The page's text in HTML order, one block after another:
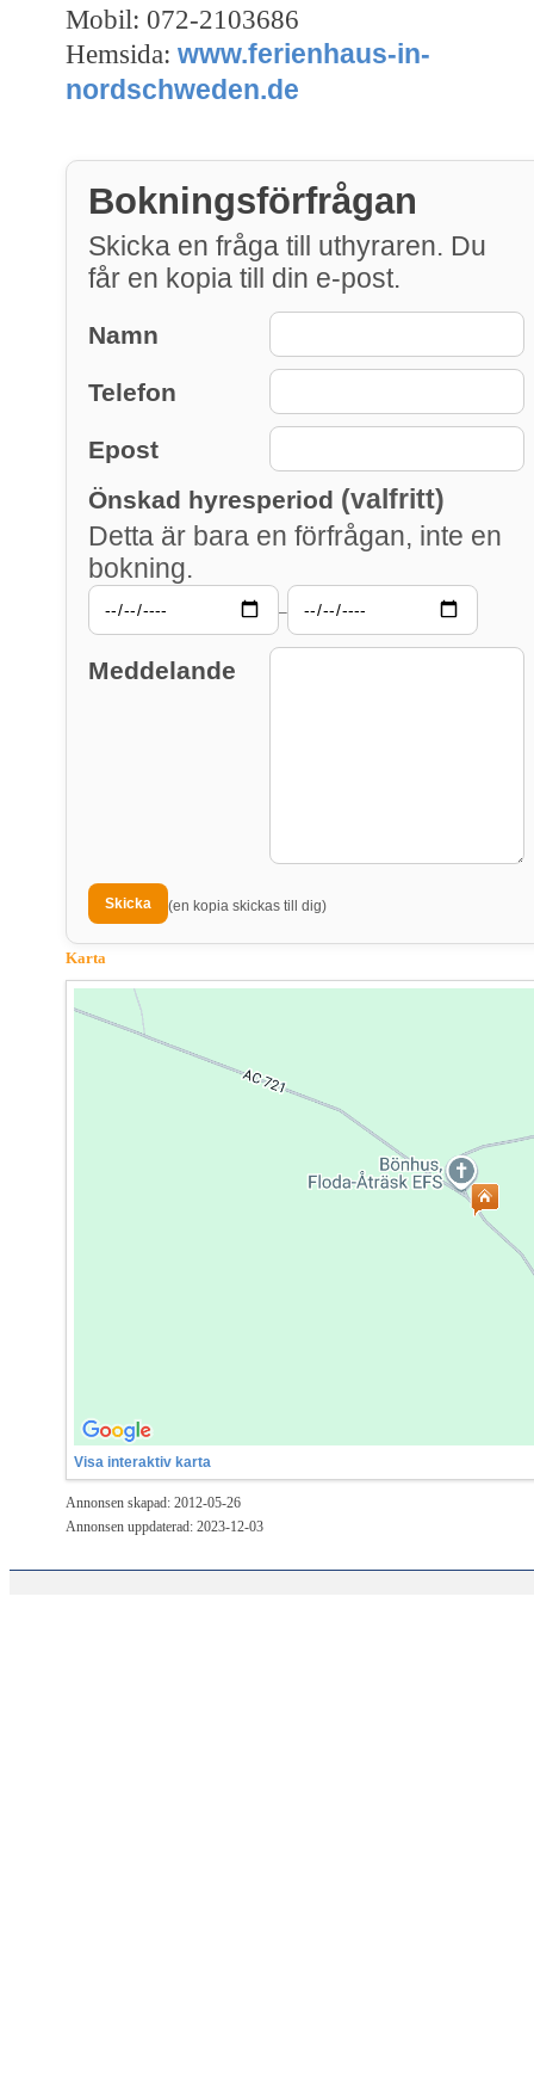
Mobil: 072-2103686
Hemsida: www.ferienhaus-in-
nordschweden.de
Bokningsförfrågan
Skicka en fråga till uthyraren. Du
får en kopia till din e-post.
Namn
Telefon
Epost
Önskad hyresperiod (valfritt)
Detta är bara en förfrågan, inte en
bokning.
–
Meddelande
(en kopia skickas till dig)
Karta
Visa interaktiv karta
Annonsen skapad: 2012-05-26
Annonsen uppdaterad: 2023-12-03